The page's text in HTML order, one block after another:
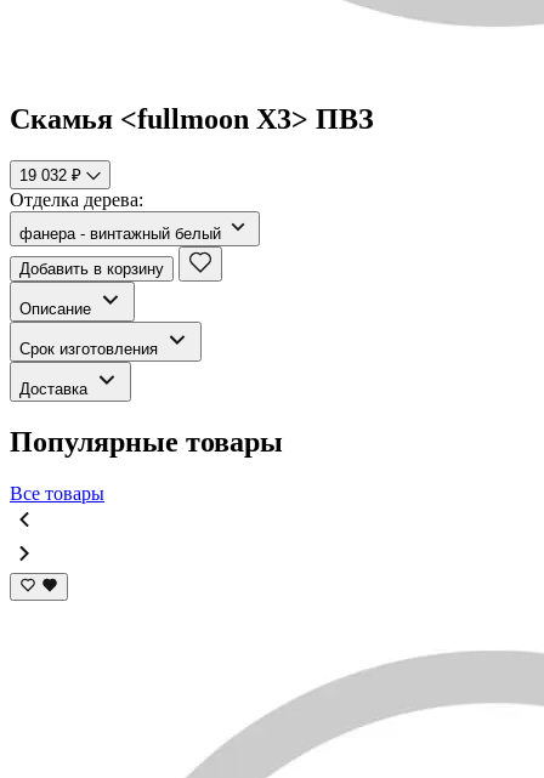
Скамья <fullmoon X3> ПВЗ
19 032 ₽
Отделка дерева:
фанера - винтажный белый
Добавить в корзину
Описание
Срок изготовления
Доставка
Популярные товары
Все товары